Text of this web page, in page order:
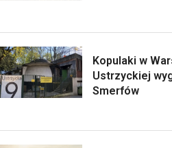
Kopulaki w
Ustrzyckiej
Smerfów